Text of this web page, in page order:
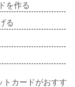
を作る
る
トカードがおすす